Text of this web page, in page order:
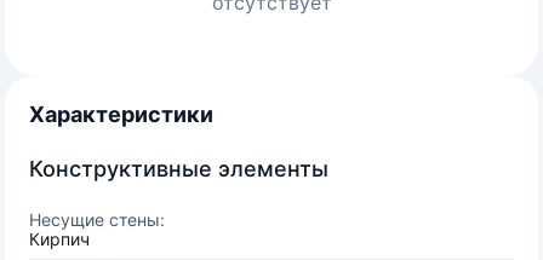
Характеристики
Конструктивные элементы
Несущие стены:
Кирпич